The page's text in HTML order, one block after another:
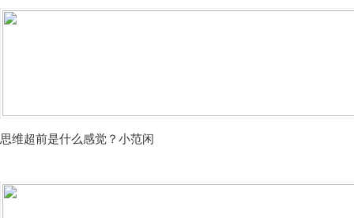
思维超前是什么感觉？小范闲